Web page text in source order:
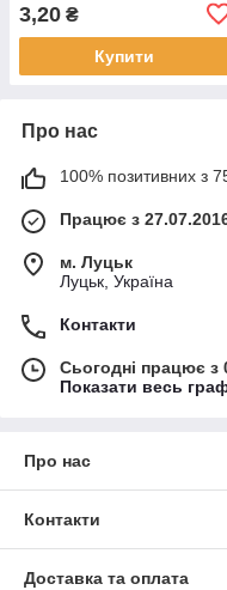
3,20 ₴
Купити
Про нас
100% позитивних з
Працює з
м. Луцьк
Луцьк, Україна
Контакти
Сьогодні працює з
Показати весь
Про нас
Контакти
Доставка та оплата